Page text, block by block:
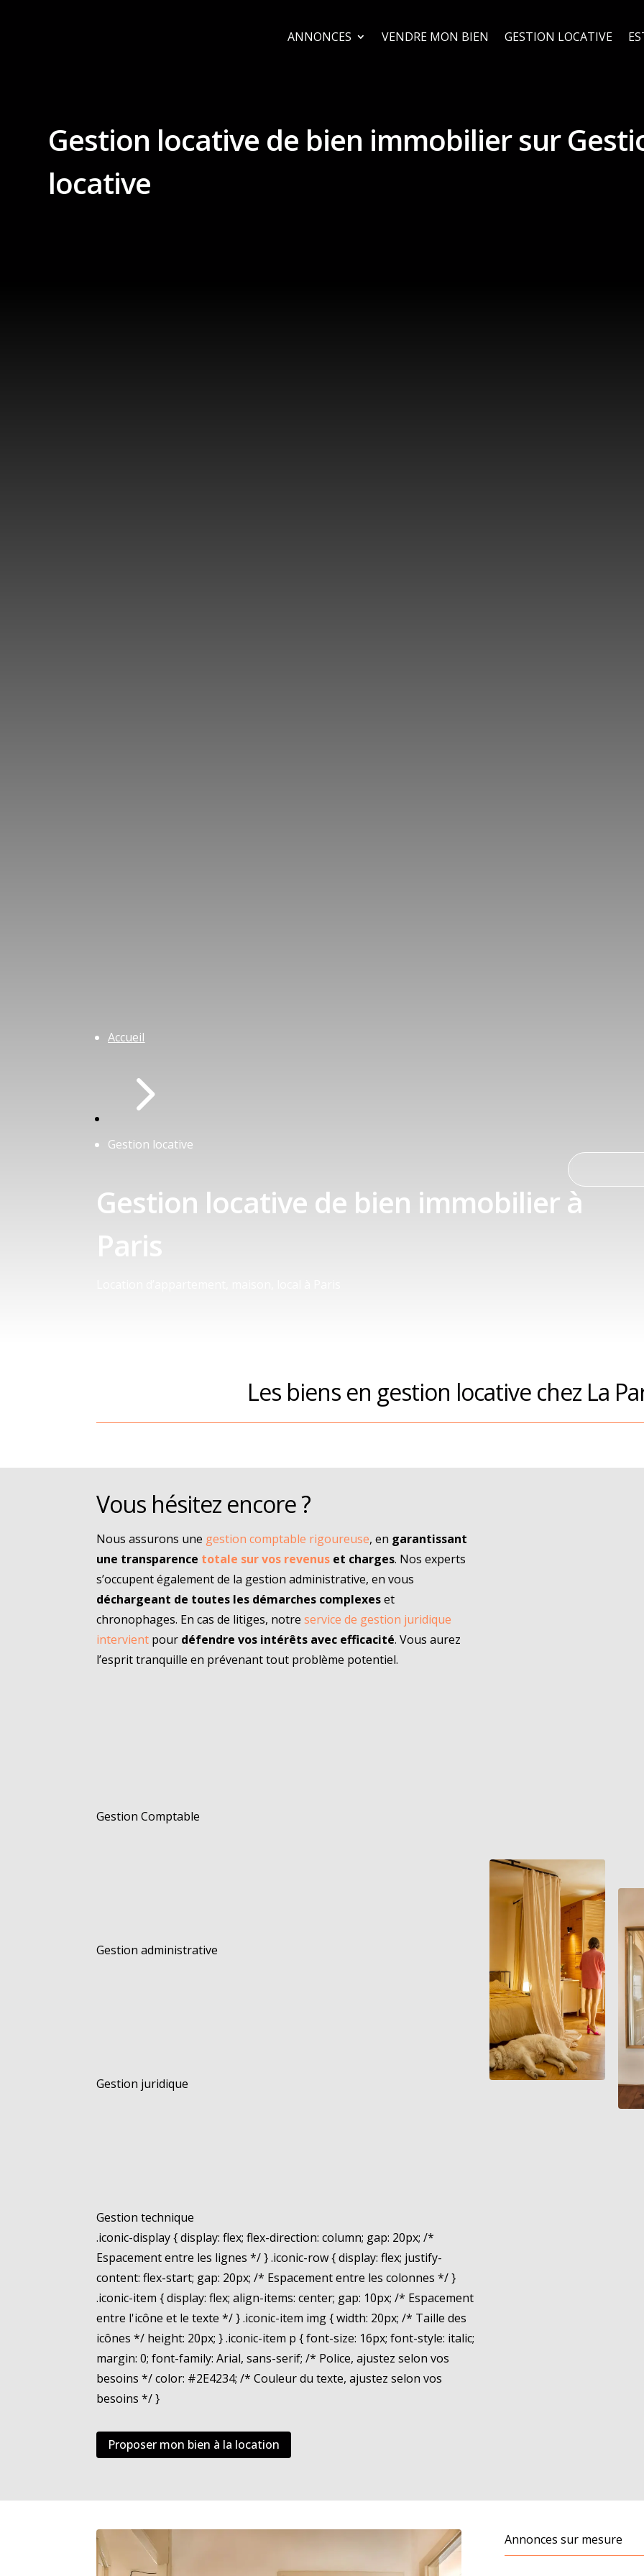
ANNONCES VENDRE MON BIEN GESTION LOCATIVE
Gestion locative de bien immobilier sur
locative
Accueil
5
Gestion locative
Gestion locative de bien immobilier à
Paris
Les biens en gestion locative chez La
Vous hésitez encore ?
Nous assurons une gestion comptable rigoureuse, en garantissant
une transparence totale sur vos revenus et charges. Nos experts
s’occupent également de la gestion administrative, en vous
déchargeant de toutes les démarches complexeset
chronophages. En cas de litiges, notreservice de gestion juridique
intervient pour défendre vos intérêts avec efficacité. Vous aurez
l’esprit tranquille en prévenant tout problème potentiel.
Gestion Comptable
Gestion administrative
Gestion juridique
Gestion technique
.iconic-display { display: flex; flex-direction: column; gap: 20px; /*
Espacement entre les lignes */ } .iconic-row { display: flex; justify-
content: flex-start; gap: 20px; /* Espacement entre les colonnes */ }
.iconic-item { display: flex; align-items: center; gap: 10px; /* Espacement
entre l'icône et le texte */ } .iconic-item img { width: 20px; /* Taille des
icônes */ height: 20px; } .iconic-item p { font-size: 16px; font-style: italic;
margin: 0; font-family: Arial, sans-serif; /* Police, ajustez selon vos
besoins */ color: #2E4234; /* Couleur du texte, ajustez selon vos
besoins */ }
Proposer mon bien à la location
Annonces sur mesure